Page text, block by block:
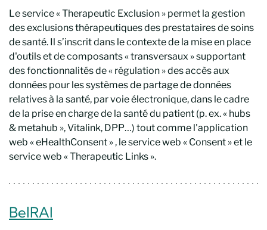
Le service « Therapeutic Exclusion » permet la gestion
des exclusions thérapeutiques des prestataires de soins
de santé. Il s’inscrit dans le contexte de la mise en place
d'outils et de composants « transversaux » supportant
des fonctionnalités de « régulation » des accès aux
données pour les systèmes de partage de données
relatives à la santé, par voie électronique, dans le cadre
de la prise en charge de la santé du patient (p. ex. « hubs
& metahub », Vitalink, DPP…) tout comme l'application
web « eHealthConsent » , le service web « Consent » et le
service web « Therapeutic Links ».
BelRAI